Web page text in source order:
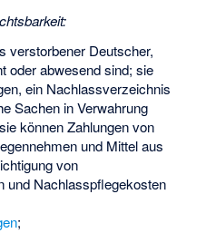
verstorbener Deutscher,
oder abwesend sind; sie
ein Nachlassverzeichnis
Sachen in Verwahrung
können Zahlungen von
und Mittel aus
von
und Nachlasspflegekosten
;